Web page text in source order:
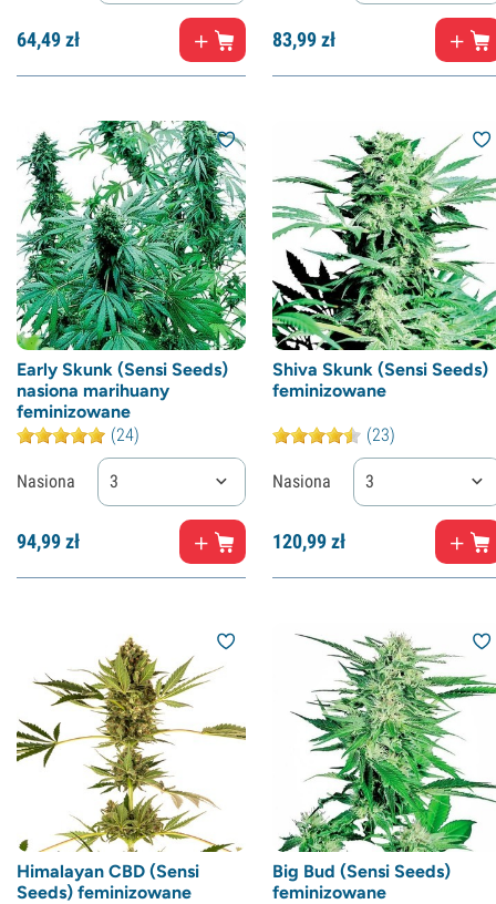
64,49zł 83,99zł
Early Skunk (Sensi Seeds)
nasiona marihuany
feminizowane
(24)
Nasiona 3
94,99zł
Shiva Skunk (Sensi Seeds)
feminizowane
(23)
Nasiona 3
120,99zł
Himalayan CBD (Sensi
Seeds) feminizowane
Big Bud (Sensi Seeds)
feminizowane